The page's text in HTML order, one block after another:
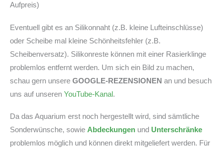
Aufpreis)
Eventuell gibt es an Silikonnaht (z.B. kleine Lufteinschlüsse)
oder Scheibe mal kleine Schönheitsfehler (z.B.
Scheibenversatz). Silikonreste können mit einer Rasierklinge
problemlos entfernt werden. Um sich ein Bild zu machen,
schau gern unsere GOOGLE-REZENSIONEN an und besuch
uns auf unseren YouTube-Kanal.
Da das Aquarium erst noch hergestellt wird, sind sämtliche
Sonderwünsche, sowie Abdeckungen und Unterschränke
problemlos möglich und können direkt mitgeliefert werden. Für